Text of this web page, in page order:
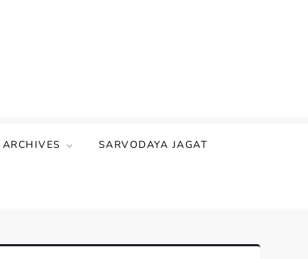
ARCHIVES SARVODAYA JAGAT